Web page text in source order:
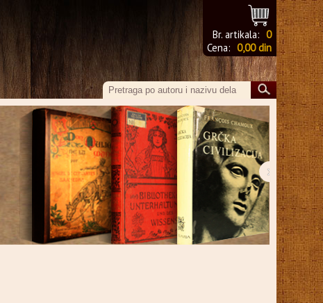
Br. artikala: 0
Cena: 0,00 din
›